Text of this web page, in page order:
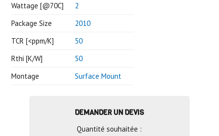
Wattage [@70C]
2
Package Size
2010
TCR [<ppm/K]
50
Rthi [K/W]
50
Montage
Surface Mount
DEMANDER UN DEVIS
Quantité souhaitée :